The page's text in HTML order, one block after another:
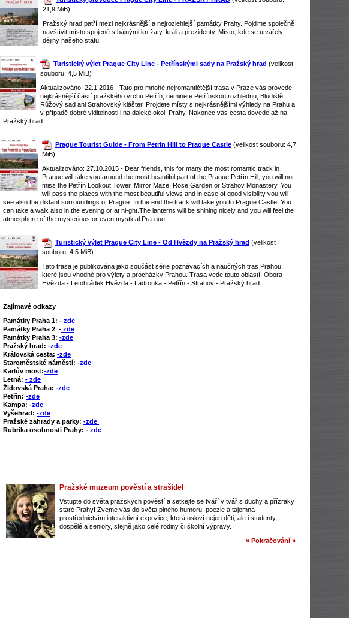
21,9 MiB)
Pražský hrad patří mezi nejkrásnější a nejrozlehlejší památky Prahy. Pojďme společně
navštívit místo spojené s bájnými knížaty, králi a prezidenty. Místo, kde se utvářely
dějiny našeho státu.
Turistický výlet Prague City Line - Petřínskými sady na Pražský hrad (velikost
souboru: 4,5 MiB)
Aktualizováno: 22.1.2016 - Tato pro mnohé nejromantičtější trasa v Praze vás provede
nejkrásnější částí pražského vrchu Petřín, neminete Petřínskou rozhlednu, Bludiště,
Růžový sad ani Strahovský klášter. Projdete místy s nejkrásnějšími výhledy na Prahu a
v případě dobré viditelnosti i na daleké okolí Prahy. Nakonec vás cesta dovede až na
Pražský hrad.
Prague Tourist Guide - From Petrin Hill to Prague Castle (velikost souboru: 4,7
MiB)
Aktualizováno: 27.10.2015 - Dear friends, this for many the most romantic track in
Prague will take you around the most beautiful part of the Prague Petřín Hill, you will not
miss the Petřín Lookout Tower, Mirror Maze, Rose Garden or Strahov Monastery. You
will pass the places with the most beautiful views and in case of good visibility you will
see also the distant surroundings of Prague. In the end the track will take you to Prague Castle. You
can take a walk also in the evening or at ni-ght.The lanterns will be shining nicely and you will feel the
atmosphere of the mysterious or even mystical Pra-gue.
Turistický výlet Prague City Line - Od Hvězdy na Pražský hrad (velikost
souboru: 4,5 MiB)
Tato trasa je publikována jako součást série poznávacích a naučných tras Prahou,
které jsou vhodné pro výlety a procházky Prahou. Trasa vede touto oblastí: Obora
Hvězda - Letohrádek Hvězda - Ladronka - Petřín - Strahov - Pražský hrad
Zajímavé odkazy
Památky Praha 1: - zde
Památky Praha 2: - zde
Památky Praha 3: -zde
Pražský hrad: -zde
Královská cesta: -zde
Staroměstské náměstí: -zde
Karlův most:-zde
Letná: - zde
Židovská Praha: -zde
Petřín: -zde
Kampa: -zde
Vyšehrad: -zde
Pražské zahrady a parky: -zde
Rubrika osobnosti Prahy: - zde
Pražské muzeum pověstí a strašidel
Vstupte do světa pražských pověstí a setkejte se tváří v tvář s duchy a přízraky
staré Prahy! Zveme vás do světa plného humoru, poezie a tajemna
prostřednictvím interaktivní expozice, která osloví nejen děti, ale i studenty,
dospělé a seniory, stejně jako celé rodiny či školní výpravy.
» Pokračování »